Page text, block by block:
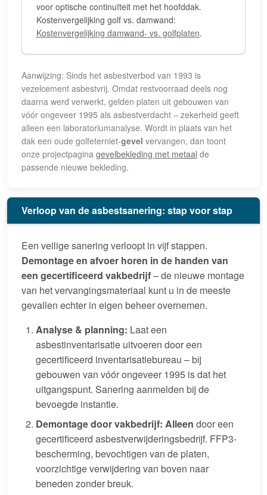
voor optische continuïteit met het hoofddak.
Kostenvergelijking golf vs. damwand:
Kostenvergelijking damwand- vs. golfplaten.
Aanwijzing: Sinds het asbestverbod van 1993 is
vezelcement asbestvrij. Omdat restvoorraad deels nog
daarna werd verwerkt, gelden platen uit gebouwen van
vóór ongeveer 1995 als asbestverdacht – zekerheid geeft
alleen een laboratoriumanalyse. Wordt in plaats van het
dak een oude golfeterniet-gevel vervangen, dan toont
onze projectpagina gevelbekleding met metaal de
passende nieuwe bekleding.
Verloop van de asbestsanering: stap voor stap
Een veilige sanering verloopt in vijf stappen.
Demontage en afvoer horen in de handen van
een gecertificeerd vakbedrijf– de nieuwe montage
van het vervangingsmateriaal kunt u in de meeste
gevallen echter in eigen beheer overnemen.
Analyse & planning: Laat een
asbestinventarisatie uitvoeren door een
gecertificeerd inventarisatiebureau – bij
gebouwen van vóór ongeveer 1995 is dat het
uitgangspunt. Sanering aanmelden bij de
bevoegde instantie.
Demontage door vakbedrijf: Alleen door een
gecertificeerd asbestverwijderingsbedrijf. FFP3-
bescherming, bevochtigen van de platen,
voorzichtige verwijdering van boven naar
beneden zonder breuk.